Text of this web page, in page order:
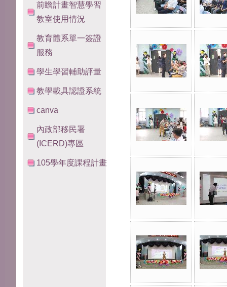
前瞻計畫智慧學習
教室使用情況
教育體系單一簽證
服務
學生學習輔助評量
教學載具認證系統
canva
內政部移民署
(ICERD)專區
105學年度課程計畫